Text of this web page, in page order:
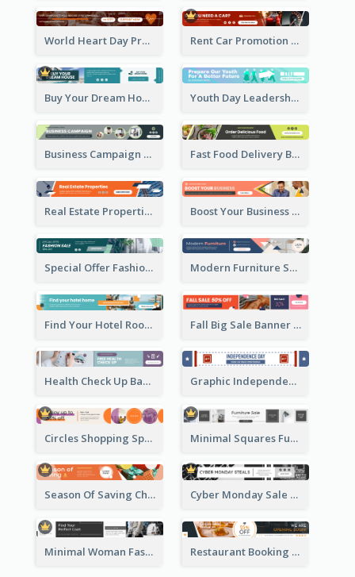
World Heart Day Promote Banner Ad Rent Car Promotion Banner Ad
Buy Your Dream House Banner Ad Youth Day Leadership Webinar Banner Ad
Business Campaign Banner Ad Fast Food Delivery Banner Ad
Real Estate Properties Banner Ad Boost Your Business Banner Ad
Special Offer Fashion Sale Banner Ad Modern Furniture Shopping Sale Banner Ad
Find Your Hotel Room Banner Ad Fall Big Sale Banner Ad
Health Check Up Banner Ad Graphic Independence Day Leaderboard
Circles Shopping Special Sale Leaderboard Minimal Squares Furniture Sale Leaderboard
Season Of Saving Christmas Leaderboard Cyber Monday Sale Announcement Leaderboard
Minimal Woman Fashion Promotion Leaderboard Restaurant Booking And Opening Leaderboard